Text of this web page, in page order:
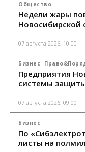
Общество
Недели жары
Новосибирской
07 августа 2026, 10:00
Бизнес
Предприятия
системы
07 августа 2026, 09:00
Бизнес
По
листы на